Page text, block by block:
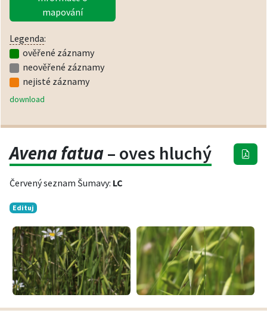
mapování
Legenda:
ověřené záznamy
neověřené záznamy
nejisté záznamy
download
Avena fatua– oves hluchý
Červený seznam Šumavy: LC
Edituj